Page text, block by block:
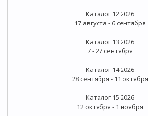
Каталог 12 2026
17 августа - 6 сентября
Каталог 13 2026
7 - 27 сентября
Каталог 14 2026
28 сентября - 11 октября
Каталог 15 2026
12 октября - 1 ноября